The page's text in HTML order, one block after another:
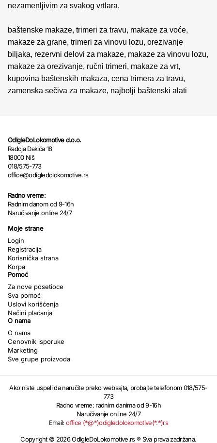
nezamenljivim za svakog vrtlara.
baštenske makaze, trimeri za travu, makaze za voće,
makaze za grane, trimeri za vinovu lozu, orezivanje
biljaka, rezervni delovi za makaze, makaze za vinovu lozu,
makaze za orezivanje, ručni trimeri, makaze za vrt,
kupovina baštenskih makaza, cena trimera za travu,
zamenska sečiva za makaze, najbolji baštenski alati
OdIgleDoLokomotive d.o.o.
Radoja Dakića 18
18000 Niš
018/575-773
office@odigledolokomotive.rs
Radno vreme:
Radnim danom od 9-16h
Naručivanje online 24/7
Moje strane
Login
Registracija
Korisnička strana
Korpa
Pomoć
Za nove posetioce
Sva pomoć
Uslovi korišćenja
Načini plaćanja
O nama
O nama
Cenovnik isporuke
Marketing
Sve grupe proizvoda
Ako niste uspeli da naručite preko websajta, probajte telefonom 018/575-
773
Radno vreme: radnim danima od 9-16h
Naručivanje online 24/7
Email:office (*@*)odigledolokomotive(*.*)rs
Copyright © 2026 OdIgleDoLokomotive.rs ® Sva prava zadržana.